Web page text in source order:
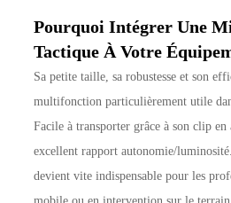
Pourquoi Intégrer Une
Tactique À Votre
Sa petite taille, sa robustesse et son
multifonction particulièrement utile
Facile à transporter grâce à son clip
excellent rapport autonomie/
devient vite indispensable pour les